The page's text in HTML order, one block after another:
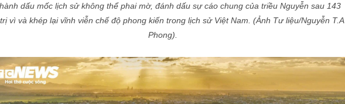
dấu mốc lịch sử không thể phai mờ, đánh dấu sự cáo chung của triều Nguyễn sau 143
vì và khép lại vĩnh viễn chế độ phong kiến trong lịch sử Việt Nam. (Ảnh Tư liệu/Nguyễn T.A
Phong).